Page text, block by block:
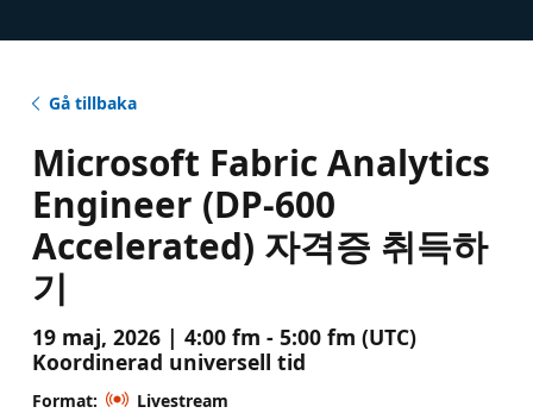
Gå tillbaka
Microsoft Fabric Analytics
Engineer (DP-600
Accelerated) 자격증 취득하
기
19 maj, 2026 | 4:00 fm - 5:00 fm (UTC)
Koordinerad universell tid
Format:
Livestream